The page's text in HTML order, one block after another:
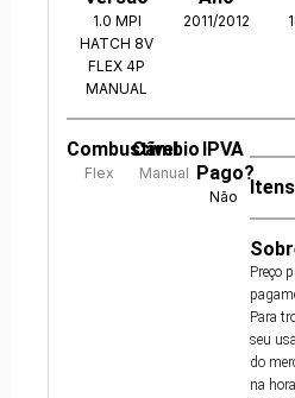
1.0 MPI
HATCH 8V
FLEX 4P
MANUAL
2011/2012
Combustível
Flex
Câmbio
Manual
IPVA
Pago?
Não
Preço
Para
seu
do
na